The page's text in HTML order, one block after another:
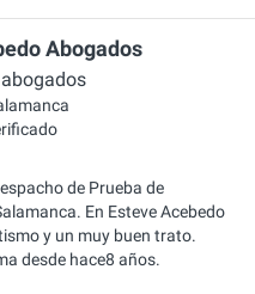
Abogados
de Prueba de
En Esteve Acebedo
y un muy buen trato.
desde hace8 años.